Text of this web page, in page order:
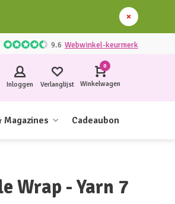
9.6 Webwinkel-keurmerk
Inloggen Verlanglijst
0
Winkelwagen
Magazines Cadeaubon
Wrap - Yarn 7